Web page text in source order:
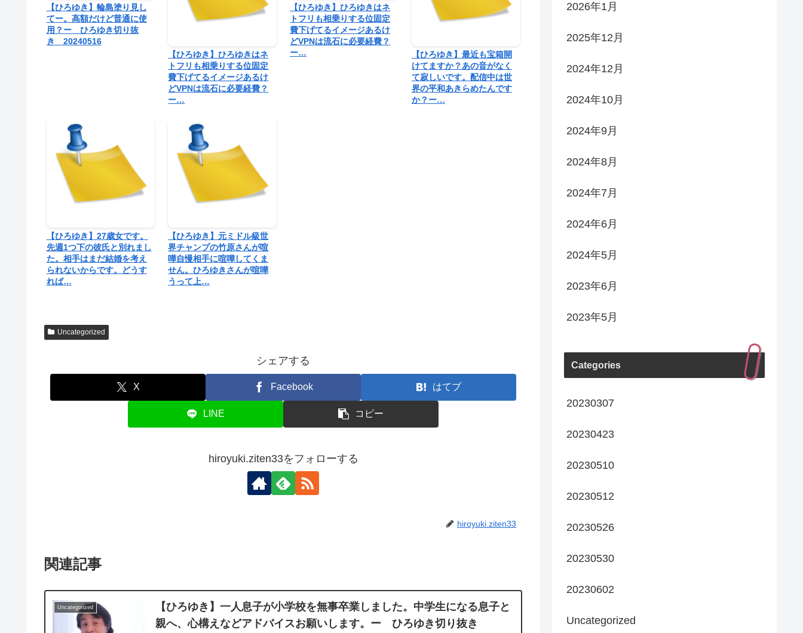
【ひろゆき】輪島塗り見し
てー。高額だけど普通に使
用？ー ひろゆき切り抜
き 20240516
【ひろゆき】ひろゆきはネ
トフリも相乗りする位固定
費下げてるイメージあるけ
どVPNは流石に必要経費？
ー…
【ひろゆき】ひろゆきはネ
トフリも相乗りする位固定
費下げてるイメージあるけ
どVPNは流石に必要経費？
ー…
【ひろゆき】最近も宝箱開
けてますか？あの音がなく
て寂しいです。配信中は世
界の平和あきらめたんです
か？ー…
【ひろゆき】27歳女です。
先週1つ下の彼氏と別れまし
た。相手はまだ結婚を考え
られないからです。どうす
れば…
【ひろゆき】元ミドル級世
界チャンプの竹原さんが喧
嘩自慢相手に喧嘩してくま
せん。ひろゆきさんが喧嘩
うって上…
Uncategorized
シェアする
X Facebook はてブ
LINE コピー
hiroyuki.ziten33をフォローする
hiroyuki.ziten33
関連記事
Uncategorized
【ひろゆき】一人息子が小学校を無事卒業しました。中学生になる息子と
親へ、心構えなどアドバイスお願いします。ー ひろゆき切り抜き
2026年1月
2025年12月
2024年12月
2024年10月
2024年9月
2024年8月
2024年7月
2024年6月
2024年5月
2023年6月
2023年5月
Categories
20230307
20230423
20230510
20230512
20230526
20230530
20230602
Uncategorized